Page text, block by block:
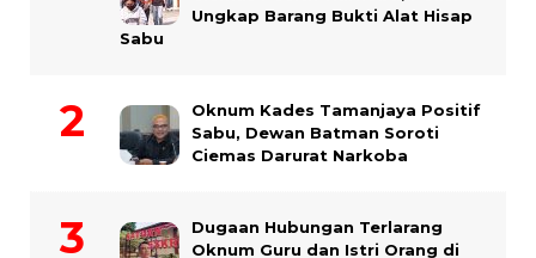
Ungkap Barang Bukti Alat Hisap
Sabu
Oknum Kades Tamanjaya Positif
Sabu, Dewan Batman Soroti
Ciemas Darurat Narkoba
Dugaan Hubungan Terlarang
Oknum Guru dan Istri Orang di